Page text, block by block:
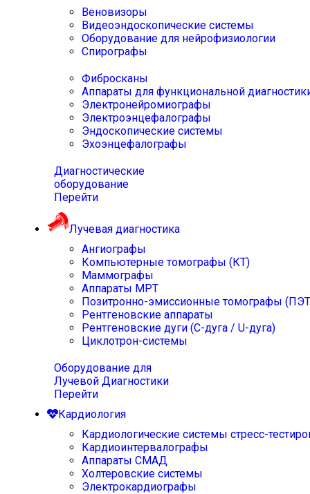
Веновизоры
Видеоэндоскопические системы
Оборудование для нейрофизиологии
Спирографы
Фибросканы
Аппараты для функциональной
Электронейромиографы
Электроэнцефалографы
Эндоскопические системы
Эхоэнцефалографы
Диагностические
оборудование
Перейти
Лучевая диагностика
Ангиографы
Компьютерные томографы (КТ)
Маммографы
Аппараты МРТ
Позитронно-эмиссионные томографы
Рентгеновские аппараты
Рентгеновские дуги (С-дуга / U-дуга)
Циклотрон-системы
Оборудование для
Лучевой Диагностики
Перейти
Кардиология
Кардиологические системы стресс-
Кардиоинтервалографы
Аппараты СМАД
Холтеровские системы
Электрокардиографы